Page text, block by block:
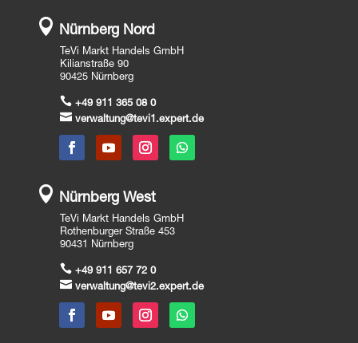
 Nürnberg Nord
TeVi Markt Handels GmbH
Kilianstraße 90
90425 Nürnberg
 +49 911 365 08 0
 verwaltung@tevi1.expert.de
 Nürnberg West
TeVi Markt Handels GmbH
Rothenburger Straße 453
90431 Nürnberg
 +49 911 657 72 0
 verwaltung@tevi2.expert.de